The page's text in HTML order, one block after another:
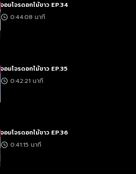
จอมโจรดอกไม้ขาว EP.34
0:44:08 นาที
จอมโจรดอกไม้ขาว EP.35
0:42:21 นาที
จอมโจรดอกไม้ขาว EP.36
0:41:15 นาที